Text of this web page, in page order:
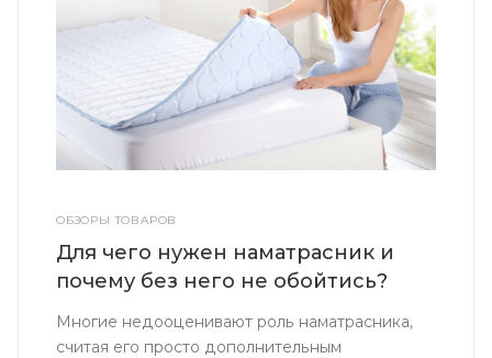
ОБЗОРЫ ТОВАРОВ
Для чего нужен наматрасник и
почему без него не обойтись?
Многие недооценивают роль наматрасника,
считая его просто дополнительным